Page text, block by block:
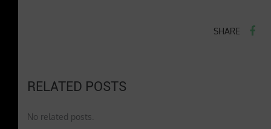
SHARE
RELATED POSTS
No related posts.